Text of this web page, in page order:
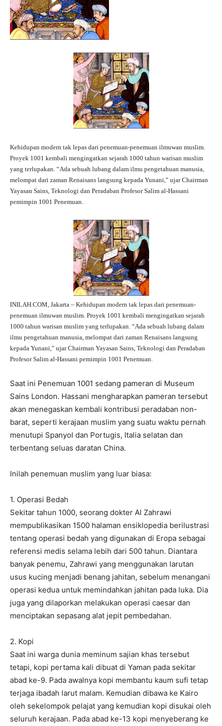
Kehidupan modern tak lepas dari penemuan-penemuan ilmuwan muslim.
Proyek 1001 kembali mengingatkan sejarah 1000 tahun warisan muslim
yang terlupakan. “Ada sebuah lubang dalam ilmu pengetahuan manusia,
melompat dari zaman Renaisans langsung kepada Yunani,” ujar Chairman
Yayasan Sains, Teknologi dan Peradaban Profesor Salim al-Hassani
pemimpin 1001 Penemuan.
INILAH.COM, Jakarta – Kehidupan modern tak lepas dari penemuan-
penemuan ilmuwan muslim. Proyek 1001 kembali mengingatkan sejarah
1000 tahun warisan muslim yang terlupakan. “Ada sebuah lubang dalam
ilmu pengetahuan manusia, melompat dari zaman Renaisans langsung
kepada Yunani,” ujar Chairman Yayasan Sains, Teknologi dan Peradaban
Profesor Salim al-Hassani pemimpin 1001 Penemuan.
Saat ini Penemuan 1001 sedang pameran di Museum
Sains London. Hassani mengharapkan pameran tersebut
akan menegaskan kembali kontribusi peradaban non-
barat, seperti kerajaan muslim yang suatu waktu pernah
menutupi Spanyol dan Portugis, Italia selatan dan
terbentang seluas daratan China.
Inilah penemuan muslim yang luar biasa:
1. Operasi Bedah
Sekitar tahun 1000, seorang dokter Al Zahrawi
mempublikasikan 1500 halaman ensiklopedia berilustrasi
tentang operasi bedah yang digunakan di Eropa sebagai
referensi medis selama lebih dari 500 tahun. Diantara
banyak penemu, Zahrawi yang menggunakan larutan
usus kucing menjadi benang jahitan, sebelum menangani
operasi kedua untuk memindahkan jahitan pada luka. Dia
juga yang dilaporkan melakukan operasi caesar dan
menciptakan sepasang alat jepit pembedahan.
2. Kopi
Saat ini warga dunia meminum sajian khas tersebut
tetapi, kopi pertama kali dibuat di Yaman pada sekitar
abad ke-9. Pada awalnya kopi membantu kaum sufi tetap
terjaga ibadah larut malam. Kemudian dibawa ke Kairo
oleh sekelompok pelajat yang kemudian kopi disukai oleh
seluruh kerajaan. Pada abad ke-13 kopi menyeberang ke